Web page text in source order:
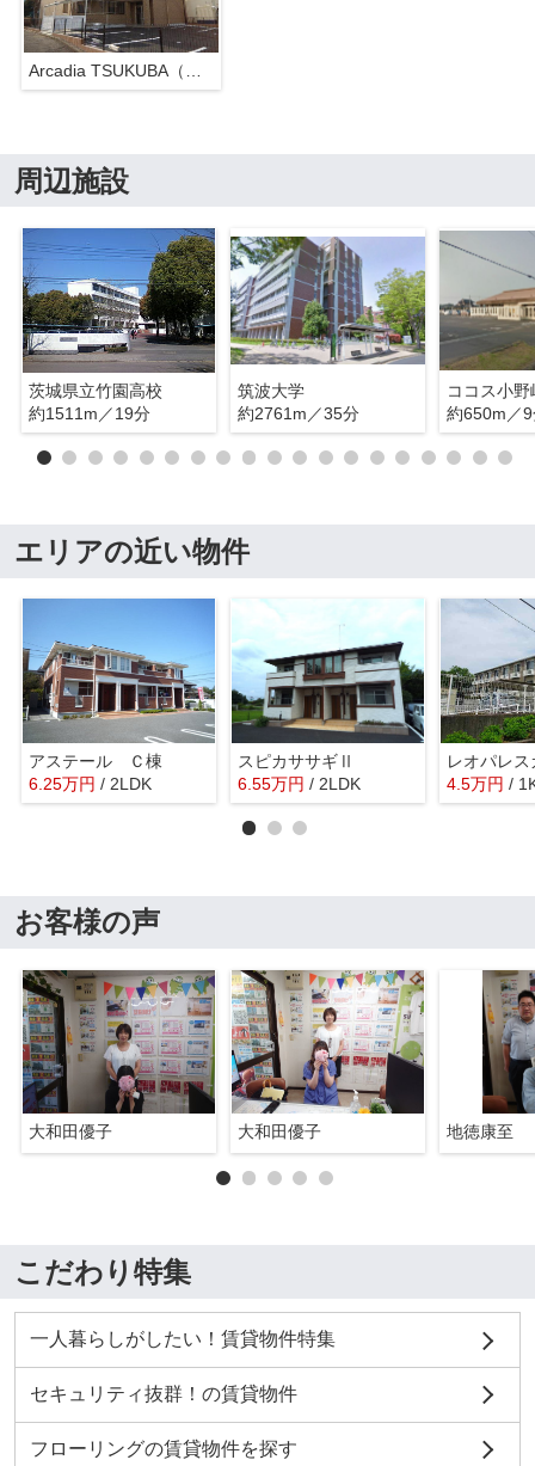
Arcadia TSUKUBA（アルカディア ツクバ）
周辺施設
茨城県立竹園高校
約1511m／19分
筑波大学
約2761m／35分
ココス小野
約650m／
エリアの近い物件
アステール Ｃ棟
6.25万円 / 2LDK
スピカササギⅡ
6.55万円 / 2LDK
レオパレス
4.5万円 /
お客様の声
大和田優子 大和田優子 地徳康至
こだわり特集
一人暮らしがしたい！賃貸物件特集
セキュリティ抜群！の賃貸物件
フローリングの賃貸物件を探す